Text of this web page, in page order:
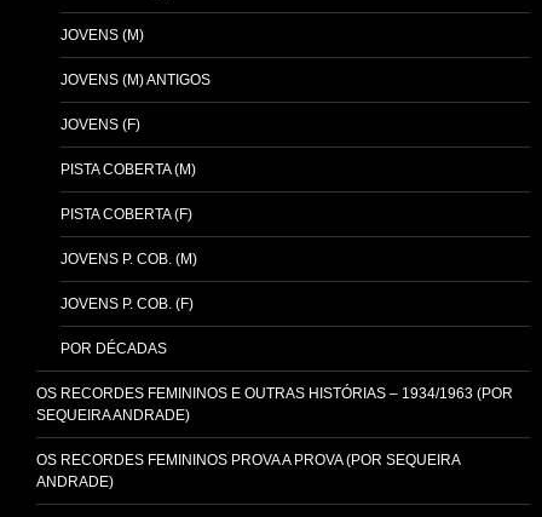
JOVENS (M)
JOVENS (M) ANTIGOS
JOVENS (F)
PISTA COBERTA (M)
PISTA COBERTA (F)
JOVENS P. COB. (M)
JOVENS P. COB. (F)
POR DÉCADAS
OS RECORDES FEMININOS E OUTRAS HISTÓRIAS – 1934/1963 (POR
SEQUEIRA ANDRADE)
OS RECORDES FEMININOS PROVA A PROVA (POR SEQUEIRA
ANDRADE)